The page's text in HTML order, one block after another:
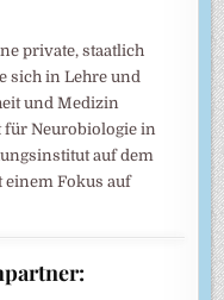
private, staatlich
sich in Lehre und
und Medizin
für Neurobiologie in
auf dem
einem Fokus auf